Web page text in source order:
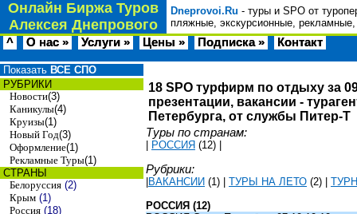
Онлайн Биржа Туров
Алексея Днепрового
Dneprovoi.Ru - туры и SPO от
пляжные, экскурсионные,
^ О нас » Услуги » Цены » Подписка » Контакт
Показать ВСЕ СПО
РУБРИКИ
Новости(3)
Каникулы(4)
Круизы(1)
Новый Год(3)
Оформление(1)
Рекламные Туры(1)
СТРАНЫ
Белоруссия (2)
Крым (1)
Россия (18)
18 SPO турфирм по отдыху за
презентации, вакансии -
Петербурга, от службы Питер-Т
Туры по странам:
РОССИЯ (12)
Рубрики:
ВАКАНСИИ (1) ТУРЫ НА ЛЕТО (2)
РОССИЯ (12)